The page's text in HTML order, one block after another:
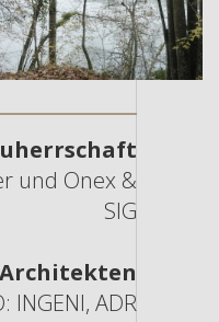
und Onex &
SIG
Architekten
INGENI, ADR